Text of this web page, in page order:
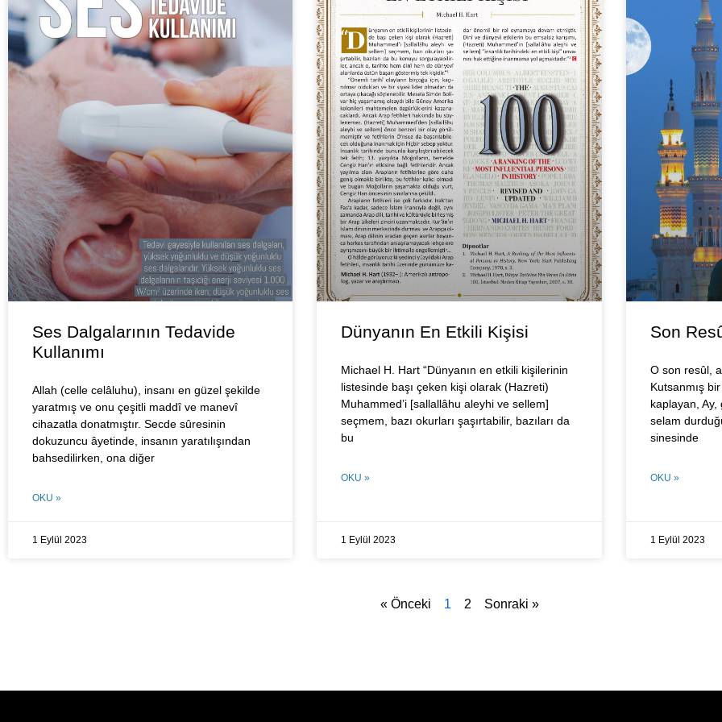
Ses Dalgalarının Tedavide
Kullanımı
Allah (celle celâluhu), insanı en güzel şekilde
yaratmış ve onu çeşitli maddî ve manevî
cihazatla donatmıştır. Secde sûresinin
dokuzuncu âyetinde, insanın yaratılışından
bahsedilirken, ona diğer
OKU »
1 Eylül 2023
Dünyanın En Etkili Kişisi
Michael H. Hart “Dünyanın en etkili kişilerinin
listesinde başı çeken kişi olarak (Hazreti)
Muhammed’i [sallallâhu aleyhi ve sellem]
seçmem, bazı okurları şaşırtabilir, bazıları da
bu
OKU »
1 Eylül 2023
Son
O son resûl,
Kutsanmış
kaplayan, Ay,
selam
sinesinde
OKU »
1 Eylül 2023
« Önceki 1 2 Sonraki »